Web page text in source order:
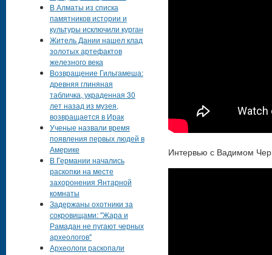
Интервью с Вадимом
В Алматы из списка
памятников истории и
культуры исключили курган
Житель Дании нашел клад
золотых артефактов
железного века
Возвращение Гильгамеша:
древняя глиняная
табличка, украденная 30
лет назад из музея,
возвращается в Ирак
Ученые назвали время
появления первых людей в
Америке
В Германии начались
раскопки на месте
захоронения Янтарной
комнаты
Задержаны охотники за
сокровищами: "Жара и
Рамадан не пугают черных
археологов"
Археологи раскопали